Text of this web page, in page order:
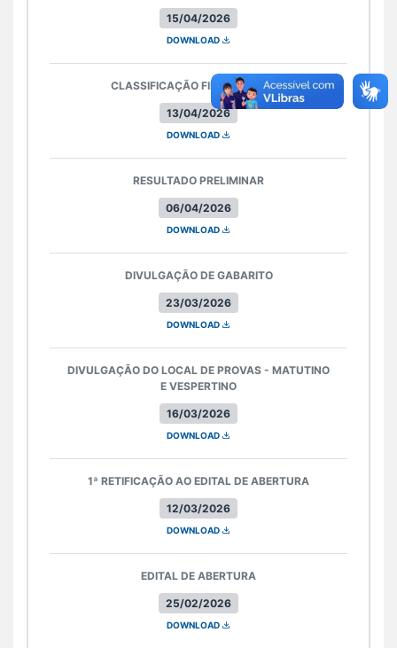
15/04/2026
DOWNLOAD
13/04/2026
CLASSIFICAÇÃO FINAL PARCIAL I
DOWNLOAD
06/04/2026
RESULTADO PRELIMINAR
DOWNLOAD
23/03/2026
DIVULGAÇÃO DE GABARITO
DOWNLOAD
16/03/2026
DIVULGAÇÃO DO LOCAL DE PROVAS - MATUTINO
E VESPERTINO
DOWNLOAD
12/03/2026
1ª RETIFICAÇÃO AO EDITAL DE ABERTURA
DOWNLOAD
25/02/2026
EDITAL DE ABERTURA
DOWNLOAD